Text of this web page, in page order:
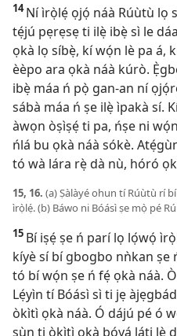
14Ní ìrọ̀lẹ́ ọjọ́ náà Rúùtù lọ
tẹ́jú pẹrẹsẹ ti ilẹ̀ ibẹ̀ sì le
ọkà lọ síbẹ̀, kí wọ́n lè pa á,
èèpo ara ọkà náà kúrò.
ibẹ̀ máa ń pọ̀ gan-an ní
sábà máa ń ṣe ilẹ̀ ìpakà sí.
àwọn òṣìṣẹ́ ti pa, ńṣe ni
ńlá bu ọkà náà sókè.
tó wà lára rẹ̀ dà nù, hóró
15, 16. (a) Ṣàlàyé ohun tí Rúùtù rí
ìrọ̀lẹ́. (b) Báwo ni Bóásì ṣe mọ̀ pé
15 Bí iṣẹ́ ṣe ń parí lọ lọ́wọ́
kíyè sí bí gbogbo nǹkan ṣe
tó bí wọ́n ṣe ń fẹ́ ọkà náà.
Lẹ́yìn tí Bóásì sì ti jẹ
òkìtì ọkà náà. Ó dájú pé ó
sùn ti òkìtì ọkà bóyá láti lè